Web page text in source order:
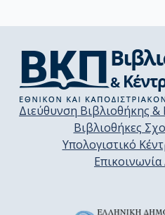
Διεύθυνση Βιβλιοθήκης
Βιβλιοθήκες
Υπολογιστικό